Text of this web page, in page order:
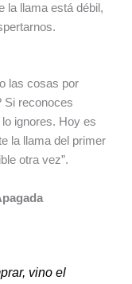
la llama está débil,
las cosas por
Si reconoces
ignores. Hoy es
la llama del primer
otra vez”.
vino el